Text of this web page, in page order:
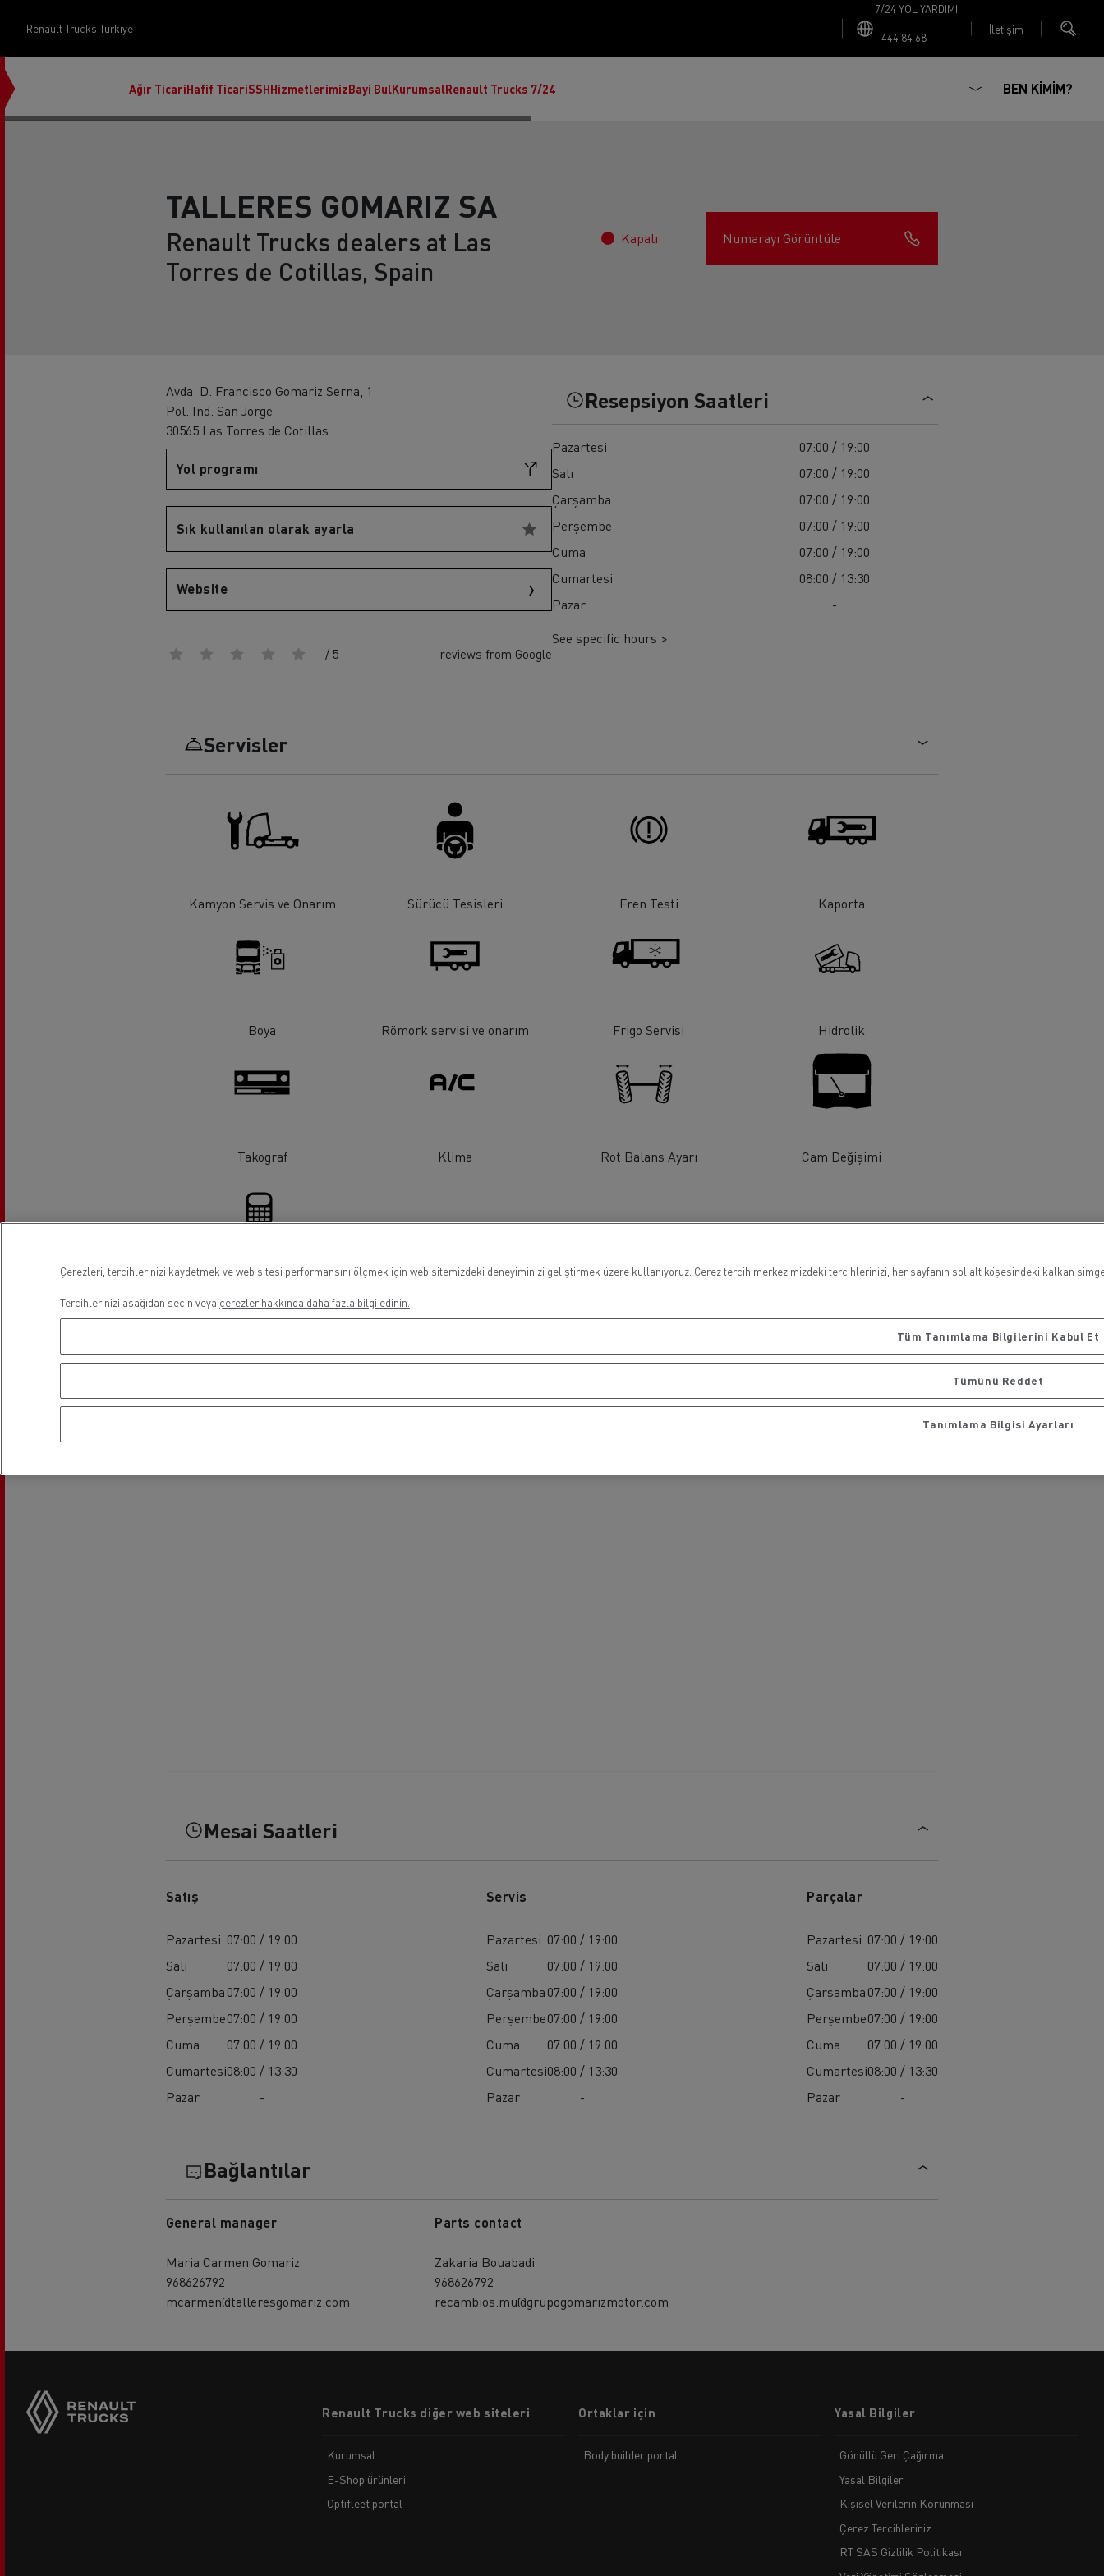
Renault Trucks Türkiye
7/24 YOL YARDIMI
444 84 68
İletişim
Ağır Ticari
Renault Trucks T Renault Trucks T HIGH Renault Trucks K
Renault Trucks D
Frigo taşımacılığı
Malzeme
Hafif Ticari
Renault Trucks Master Red EDITION
SSHHizmetlerimizBayi BulKurumsalRenault Trucks 7/24 BEN KİMİM?
TALLERES GOMARIZ SA
Renault Trucks dealers at Las
Torres de Cotillas, Spain
Kapalı Numarayı Görüntüle
Avda. D. Francisco Gomariz Serna, 1
Pol. Ind. San Jorge
30565 Las Torres de Cotillas
Yol programı
Sık kullanılan olarak ayarla
Website
/ 5 reviews from Google
Resepsiyon Saatleri
Pazartesi
07:00 / 19:00
Salı
07:00 / 19:00
Çarşamba
07:00 / 19:00
Perşembe
07:00 / 19:00
Cuma
07:00 / 19:00
Cumartesi
08:00 / 13:30
Pazar
-
See specific hours >
Servisler
Kamyon Servis ve Onarım Sürücü Tesisleri Fren Testi Kaporta
Boya Römork servisi ve onarım Frigo Servisi Hidrolik
Takograf Klima Rot Balans Ayarı Cam Değişimi
Lokasyon
Mesai Saatleri
Satış
Pazartesi 07:00 / 19:00
Salı
07:00 / 19:00
Çarşamba07:00 / 19:00
Perşembe07:00 / 19:00
Cuma
07:00 / 19:00
Cumartesi08:00 / 13:30
Pazar
-
Servis
Pazartesi 07:00 / 19:00
Salı
07:00 / 19:00
Çarşamba07:00 / 19:00
Perşembe07:00 / 19:00
Cuma
07:00 / 19:00
Cumartesi08:00 / 13:30
Pazar
-
Parçalar
Pazartesi 07:00 / 19:00
Salı
07:00 / 19:00
Çarşamba07:00 / 19:00
Perşembe07:00 / 19:00
Cuma
07:00 / 19:00
Cumartesi08:00 / 13:30
Pazar
-
Bağlantılar
General manager
Maria Carmen Gomariz
968626792
mcarmen@talleresgomariz.com
Parts contact
Zakaria Bouabadi
968626792
recambios.mu@grupogomarizmotor.com
menuRenault Trucks diğer web siteleri
Kurumsal
E-Shop ürünleri
Optifleet portal
Ortaklar için
Body builder portal
Yasal Bilgiler
Gönüllü Geri Çağırma
Yasal Bilgiler
Kişisel Verilerin Korunması
Çerez Tercihleriniz
RT SAS Gizlilik Politikası
Çerezleri, tercihlerinizi kaydetmek ve web sitesi performansını ölçmek için web sitemizdeki deneyiminizi geliştirmek üzere kullanıyoruz. Çerez tercih merkezimizdeki tercihlerinizi, her sayfanın sol alt köşesindeki kalkan
Tercihlerinizi aşağıdan seçin veya çerezler hakkında daha fazla bilgi edinin.
Tüm Tanımlama Bilgilerini Kabul Et
Tümünü Reddet
Tanımlama Bilgisi Ayarları